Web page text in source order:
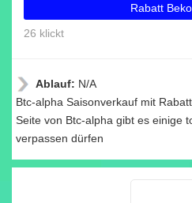
Rabatt
26 klickt
Ablauf: N/A
Btc-alpha Saisonverkauf mit
Seite von Btc-alpha gibt es einige
verpassen dürfen